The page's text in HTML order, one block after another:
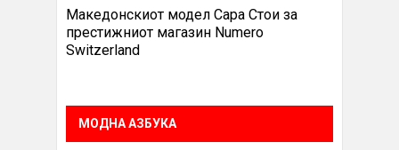
Македонскиот модел Сара Стои за
престижниот магазин Numero
Switzerland
МОДНА АЗБУКА